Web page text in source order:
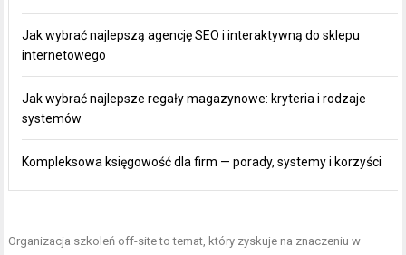
Jak wybrać najlepszą agencję SEO i interaktywną do sklepu
internetowego
Jak wybrać najlepsze regały magazynowe: kryteria i rodzaje
systemów
Kompleksowa księgowość dla firm — porady, systemy i korzyści
Organizacja szkoleń off-site to temat, który zyskuje na znaczeniu w